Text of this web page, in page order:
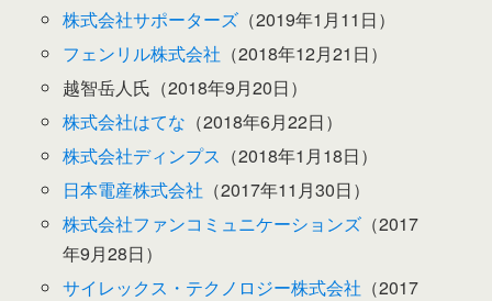
株式会社サポーターズ（2019年1月11日）
フェンリル株式会社 （2018年12月21日）
越智岳人氏（2018年9月20日）
株式会社はてな （2018年6月22日）
株式会社ディンプス （2018年1月18日）
日本電産株式会社 （2017年11月30日）
株式会社ファンコミュニケーションズ（2017
年9月28日）
サイレックス・テクノロジー株式会社 （2017